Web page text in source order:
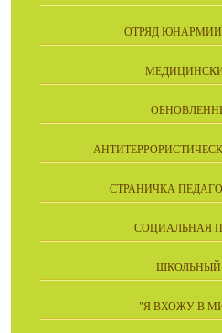
ОТРЯД
СТРАНИЧКА
СОЦИАЛЬНАЯ
ШКОЛЬНЫЙ
"Я ВХОЖУ В